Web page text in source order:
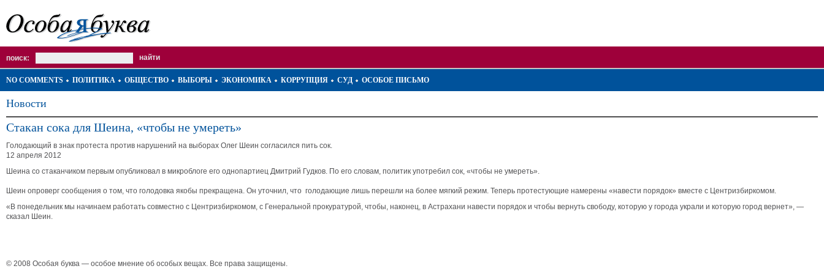
поиск:
NO COMMENTS ПОЛИТИКА ОБЩЕСТВО ВЫБОРЫ ЭКОНОМИКА КОРРУПЦИЯ СУД ОСОБОЕ ПИСЬМО
Новости
Стакан сока для Шеина, «чтобы не умереть»
Голодающий в знак протеста против нарушений на выборах Олег Шеин согласился пить сок.
12 апреля 2012
Шеина со стаканчиком первым опубликовал в микроблоге его однопартиец Дмитрий Гудков. По его словам, политик употребил сок, «чтобы не умереть».
Шеин опроверг сообщения о том, что голодовка якобы прекращена. Он уточнил, что голодающие лишь перешли на более мягкий режим. Теперь протестующие намерены «навести порядок» вместе с Центризбиркомом.
«В понедельник мы начинаем работать совместно с Центризбиркомом, с Генеральной прокуратурой, чтобы, наконец, в Астрахани навести порядок и чтобы вернуть свободу, которую у города украли и которую город вернет», —
сказал Шеин.
© 2008 Особая буква — особое мнение об особых вещах. Все права защищены.